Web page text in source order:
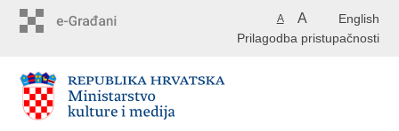
English
A A
Prilagodba pristupačnosti